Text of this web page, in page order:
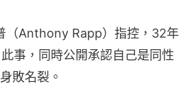
（Anthony Rapp）指控，32年
事，同時公開承認自己是同性
敗名裂。